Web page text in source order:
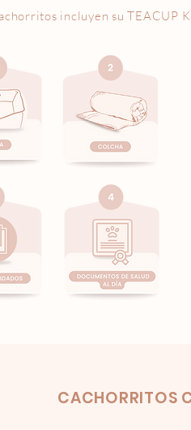
incluyen su TEACUP
CACHORRITOS